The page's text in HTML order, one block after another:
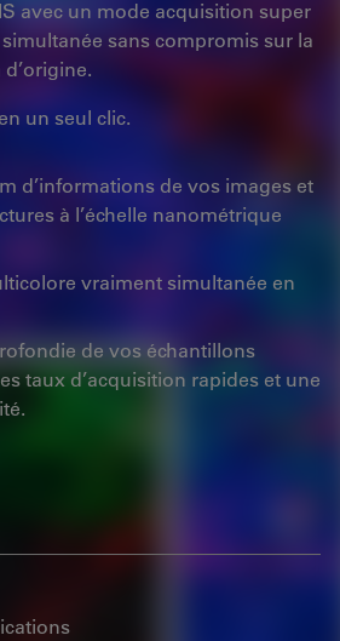
avec un mode acquisition super
sans compromis sur la
un seul clic.
d’informations de vos images et
à l’échelle nanométrique
vraiment simultanée en
de vos échantillons
taux d’acquisition rapides et une